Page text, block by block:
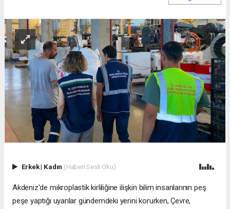
Erkek| Kadın (Haberi Sesli Oku)
Akdeniz'de mikroplastik kirliliğine ilişkin bilim insanlarının peş
peşe yaptığı uyarılar gündemdeki yerini korurken, Çevre,